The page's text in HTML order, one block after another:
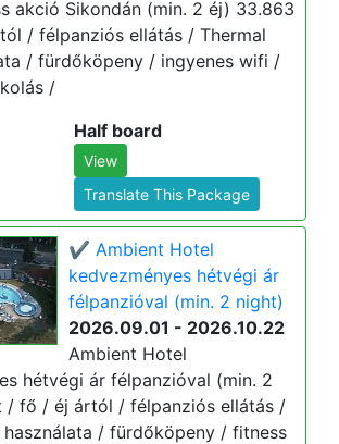
akció Sikondán (min. 2 éj) 33.863
/ félpanziós ellátás / Thermal
/ fürdőköpeny / ingyenes wifi /
/
Half board
View
Translate This Package
✔️ Ambient Hotel
kedvezményes hétvégi ár
félpanzióval (min. 2 night)
2026.09.01 - 2026.10.22
Ambient Hotel
hétvégi ár félpanzióval (min. 2
/ fő / éj ártól / félpanziós ellátás /
használata / fürdőköpeny / fitness